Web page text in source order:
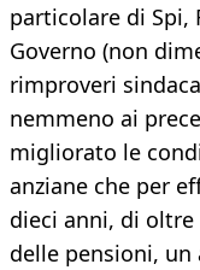
particolare di Spi,
Governo (non
rimproveri
nemmeno ai
migliorato le
anziane che per
dieci anni, di oltre
delle pensioni,